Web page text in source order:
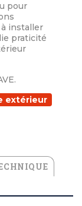
pour
installer
praticité
extérieur